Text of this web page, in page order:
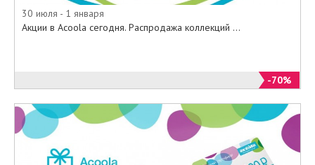
30 июля - 1 января
Акции в Acoola сегодня. Распродажа коллекций ...
-70%